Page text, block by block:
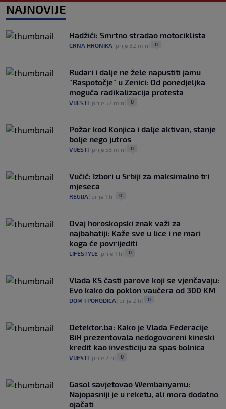
0
Reprezentativac Argentine stigao iz
Atlético Madrida
prije 2 h | 0
NAJNOVIJE
Hadžići: Smrtno stradao motociklista
CRNA HRONIKA prije 32 min 0
Rudari i dalje ne žele napustiti jamu
"Raspotočje" u Zenici: Od ponedjeljka
moguća radikalizacija protesta
VIJESTI prije 52 min 0
Požar kod Konjica i dalje aktivan, stanje
bolje nego jutros
VIJESTI prije 58 min 0
Vučić: Izbori u Srbiji za maksimalno tri
mjeseca
REGIJA prije 1 h 0
Ovaj horoskopski znak važi za
najbahatiji: Kaže sve u lice i ne mari
koga će povrijediti
LIFESTYLE prije 1 h 0
Vlada KS časti parove koji se vjenčavaju:
Evo kako do poklon vaučera od 300 KM
DOM I PORODICA prije 2 h 0
Detektor.ba: Kako je Vlada Federacije
BiH prezentovala nedogovoreni kineski
kredit kao investiciju za spas bolnica
VIJESTI prije 2 h 0
Gasol savjetovao Wembanyamu:
Najopasniji je u reketu, ali mora dodatno
ojačati